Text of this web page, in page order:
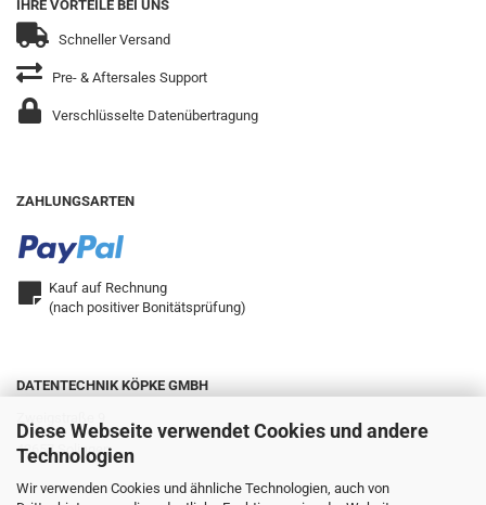
Diese Webseite verwendet Cookies und andere
Technologien
Wir verwenden Cookies und ähnliche Technologien, auch von
IHRE VORTEILE BEI UNS
Schneller Versand
Pre- & Aftersales Support
Verschlüsselte Datenübertragung
ZAHLUNGSARTEN
Kauf auf Rechnung
(nach positiver Bonitätsprüfung)
DATENTECHNIK KÖPKE GMBH
42657 Solingen